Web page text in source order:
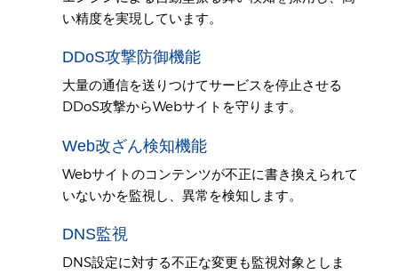
い精度を実現しています。
DDoS攻撃防御機能
大量の通信を送りつけてサービスを停止させる
DDoS攻撃からWebサイトを守ります。
Web改ざん検知機能
Webサイトのコンテンツが不正に書き換えられて
いないかを監視し、異常を検知します。
DNS監視
DNS設定に対する不正な変更も監視対象としま